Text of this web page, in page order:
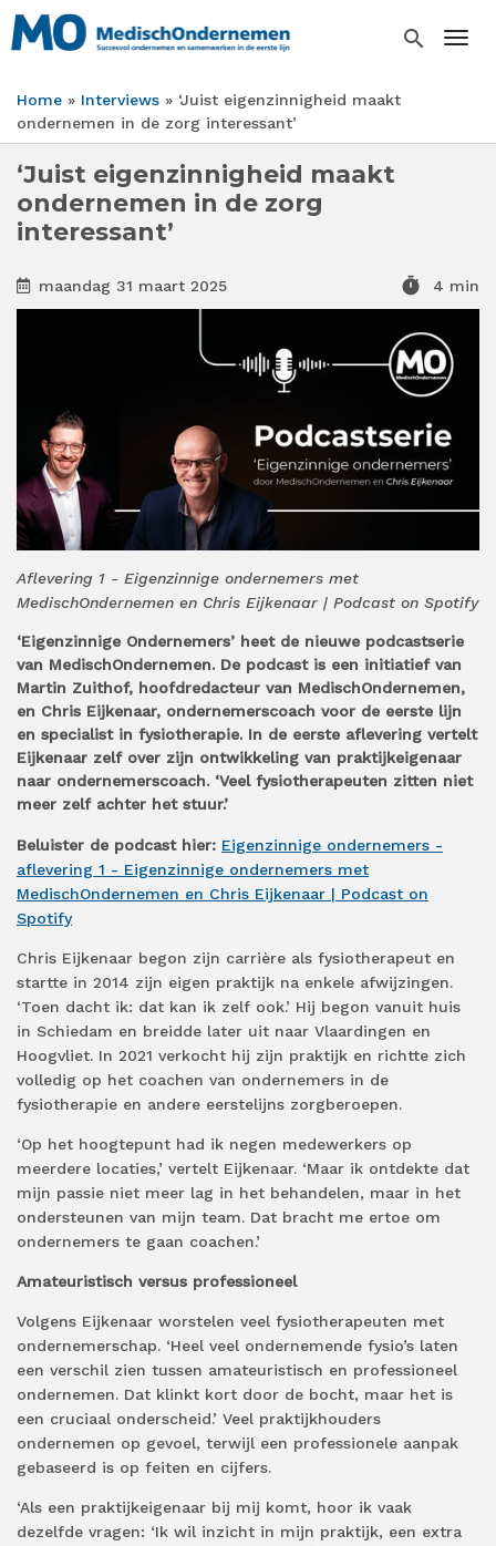
Overslaan
en
inhoud
gaan
search
Kruimelpad
Home Interviews
‘Juist eigenzinnigheid maakt
ondernemen in de zorg interessant’
‘Juist eigenzinnigheid maakt
ondernemen in de zorg
interessant’
maandag 31 maart 2025 timer 4 min
Aflevering 1 - Eigenzinnige ondernemers met
MedischOndernemen en Chris Eijkenaar | Podcast on Spotify
‘Eigenzinnige Ondernemers’ heet de nieuwe podcastserie
van MedischOndernemen. De podcast is een initiatief van
Martin Zuithof, hoofdredacteur van MedischOndernemen,
en Chris Eijkenaar, ondernemerscoach voor de eerste lijn
en specialist in fysiotherapie. In de eerste aflevering vertelt
Eijkenaar zelf over zijn ontwikkeling van praktijkeigenaar
naar ondernemerscoach. ‘Veel fysiotherapeuten zitten niet
meer zelf achter het stuur.’
Beluister de podcast hier: Eigenzinnige ondernemers -
aflevering 1 - Eigenzinnige ondernemers met
MedischOndernemen en Chris Eijkenaar | Podcast on
Spotify
Chris Eijkenaar begon zijn carrière als fysiotherapeut en
startte in 2014 zijn eigen praktijk na enkele afwijzingen.
‘Toen dacht ik: dat kan ik zelf ook.’ Hij begon vanuit huis
in Schiedam en breidde later uit naar Vlaardingen en
Hoogvliet. In 2021 verkocht hij zijn praktijk en richtte zich
volledig op het coachen van ondernemers in de
fysiotherapie en andere eerstelijns zorgberoepen.
‘Op het hoogtepunt had ik negen medewerkers op
meerdere locaties,’ vertelt Eijkenaar. ‘Maar ik ontdekte dat
mijn passie niet meer lag in het behandelen, maar in het
ondersteunen van mijn team. Dat bracht me ertoe om
ondernemers te gaan coachen.’
Amateuristisch versus professioneel
Volgens Eijkenaar worstelen veel fysiotherapeuten met
ondernemerschap. ‘Heel veel ondernemende fysio’s laten
een verschil zien tussen amateuristisch en professioneel
ondernemen. Dat klinkt kort door de bocht, maar het is
een cruciaal onderscheid.’ Veel praktijkhouders
ondernemen op gevoel, terwijl een professionele aanpak
gebaseerd is op feiten en cijfers.
‘Als een praktijkeigenaar bij mij komt, hoor ik vaak
dezelfde vragen: ‘Ik wil inzicht in mijn praktijk, een extra